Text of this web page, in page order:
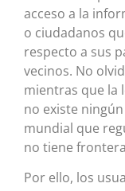
acceso a la
o ciudadanos
respecto a sus
vecinos. No
mientras que la
no existe
mundial que
no tiene
Por ello, los